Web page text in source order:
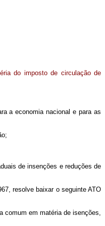
do imposto de circulação de
a economia nacional e para as
de insenções e reduções de
resolve baixar o seguinte ATO
comum em matéria de isenções,